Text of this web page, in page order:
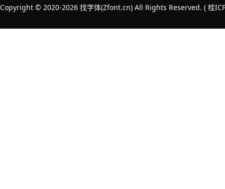
Copyright © 2020-2026 找字体(Zfont.cn) All Rights Reserved. ( 桂